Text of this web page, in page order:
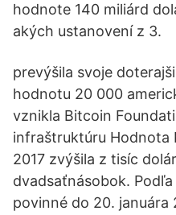
hodnote 140 miliárd
akých ustanovení z 3.
prevýšila svoje
hodnotu 20 000
vznikla Bitcoin
infraštruktúru Hodnota
2017 zvýšila z tisíc
dvadsaťnásobok.
povinné do 20.